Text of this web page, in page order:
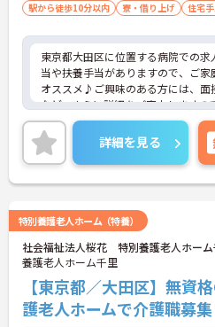
駅から徒歩10分以内 寮・借り上げ 住宅
東京都大田区に位置する病院での求
当や扶養手当がありますので、ご家
オススメ♪ご興味のある方には、面
など、さらに詳細をご案内しますの
談ください！
詳細を見る
特別養護老人ホーム（特養）
社会福祉法人桜花 特別養護老人ホー
養護老人ホーム千里
【東京都／大田区】無資
護老人ホームで介護職募集